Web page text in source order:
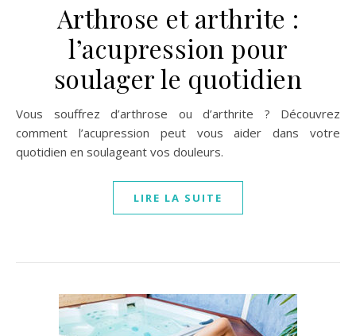
Arthrose et arthrite :
l’acupression pour
soulager le quotidien
Vous souffrez d’arthrose ou d’arthrite ? Découvrez
comment l’acupression peut vous aider dans votre
quotidien en soulageant vos douleurs.
LIRE LA SUITE